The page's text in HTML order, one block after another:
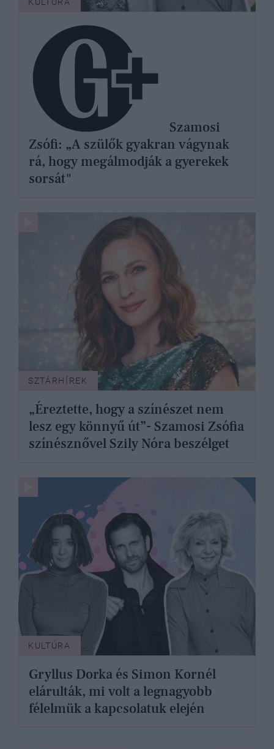
Zsófi: „A szülők gyakran vágynak
rá, hogy megálmodják a gyerekek
sorsát"
SZTÁRHÍREK
„Éreztette, hogy a színészet nem
lesz egy könnyű út”- Szamosi Zsófia
színésznővel Szily Nóra beszélget
KULTÚRA
Gryllus Dorka és Simon Kornél
elárulták, mi volt a legnagyobb
félelmük a kapcsolatuk elején